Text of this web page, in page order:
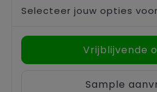
Selecteer jouw opties
Vrijblijvende
Sample